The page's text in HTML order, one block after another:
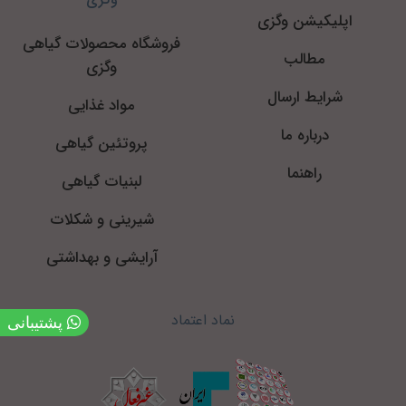
اپلیکیشن وگزی
مطالب
شرایط ارسال
درباره ما
راهنما
فروشگاه محصولات گیاهی
وگزی
مواد غذایی
پروتئین گیاهی
لبنیات گیاهی
شیرینی و شکلات
آرایشی و بهداشتی
نماد اعتماد پشتیبانی